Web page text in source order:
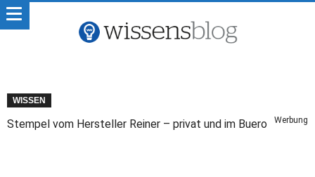
WISSEN
Stempel vom Hersteller Reiner – privat und im Buero Werbung